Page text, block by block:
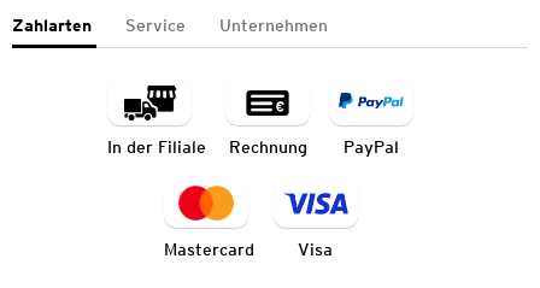
Zahlarten Service Unternehmen
In der Filiale Rechnung PayPal
Mastercard Visa